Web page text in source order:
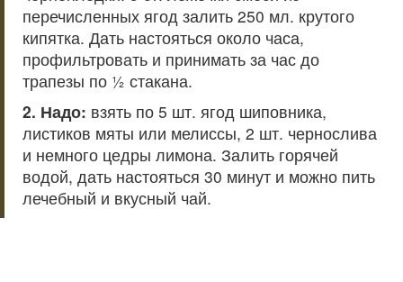
перечисленных ягод залить 250 мл. крутого
кипятка. Дать настояться около часа,
профильтровать и принимать за час до
трапезы по ½ стакана.
2. Надо: взять по 5 шт. ягод шиповника,
листиков мяты или мелиссы, 2 шт. чернослива
и немного цедры лимона. Залить горячей
водой, дать настояться 30 минут и можно пить
лечебный и вкусный чай.